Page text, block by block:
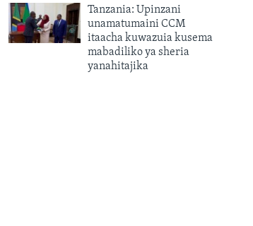
Tanzania: Upinzani
unamatumaini CCM
itaacha kuwazuia kusema
mabadiliko ya sheria
yanahitajika